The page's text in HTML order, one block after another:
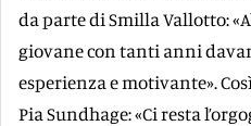
da parte di Smilla Vallotto:
giovane con tanti anni
esperienza e motivante».
Pia Sundhage: «Ci resta